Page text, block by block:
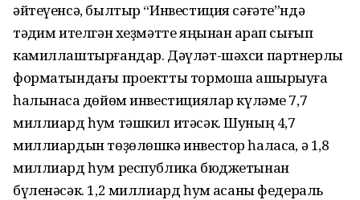
әйтеүенсә, былтыр “Инвестиция сәғәте”ндә
тәҡдим ителгән хеҙмәтте яңынан ҡарап сығып
камиллаштырғандар. Дәүләт-шәхси партнерлыҡ
форматындағы проектты тормошҡа ашырыуға
һалынасаҡ дөйөм инвестициялар күләме 7,7
миллиард һум тәшкил итәсәк. Шуның 4,7
миллиардын төҙөлөшкә инвестор һаласаҡ, ә 1,8
миллиард һум республика бюджетынан
бүленәсәк. 1,2 миллиард һум аҡсаны федераль